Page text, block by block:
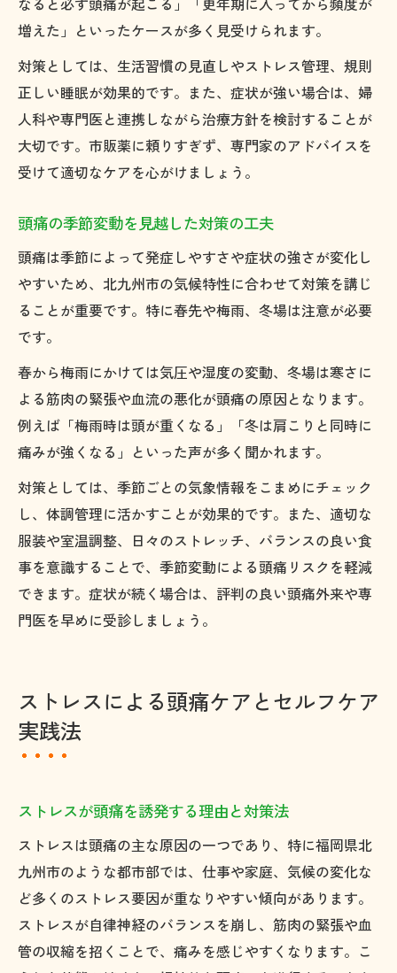
増えた」といったケースが多く見受けられます。
対策としては、生活習慣の見直しやストレス管理、規則
正しい睡眠が効果的です。また、症状が強い場合は、婦
人科や専門医と連携しながら治療方針を検討することが
大切です。市販薬に頼りすぎず、専門家のアドバイスを
受けて適切なケアを心がけましょう。
頭痛の季節変動を見越した対策の工夫
頭痛は季節によって発症しやすさや症状の強さが変化し
やすいため、北九州市の気候特性に合わせて対策を講じ
ることが重要です。特に春先や梅雨、冬場は注意が必要
です。
春から梅雨にかけては気圧や湿度の変動、冬場は寒さに
よる筋肉の緊張や血流の悪化が頭痛の原因となります。
例えば「梅雨時は頭が重くなる」「冬は肩こりと同時に
痛みが強くなる」といった声が多く聞かれます。
対策としては、季節ごとの気象情報をこまめにチェック
し、体調管理に活かすことが効果的です。また、適切な
服装や室温調整、日々のストレッチ、バランスの良い食
事を意識することで、季節変動による頭痛リスクを軽減
できます。症状が続く場合は、評判の良い頭痛外来や専
門医を早めに受診しましょう。
ストレスによる頭痛ケアとセルフケア
実践法
ストレスが頭痛を誘発する理由と対策法
ストレスは頭痛の主な原因の一つであり、特に福岡県北
九州市のような都市部では、仕事や家庭、気候の変化な
ど多くのストレス要因が重なりやすい傾向があります。
ストレスが自律神経のバランスを崩し、筋肉の緊張や血
管の収縮を招くことで、痛みを感じやすくなります。こ